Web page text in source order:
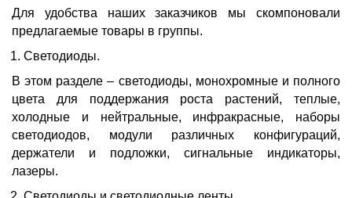
Для удобства наших заказчиков мы скомпоновали
предлагаемые товары в группы.
Светодиоды.
В этом разделе – светодиоды, монохромные и полного
цвета для поддержания роста растений, теплые,
холодные и нейтральные, инфракрасные, наборы
светодиодов, модули различных конфигураций,
держатели и подложки, сигнальные индикаторы,
лазеры.